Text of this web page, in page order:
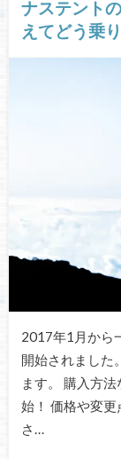
ナステント
えてどう乗
2017年1月から
開始されました
ます。 購入方
始！ 価格や変
さ…